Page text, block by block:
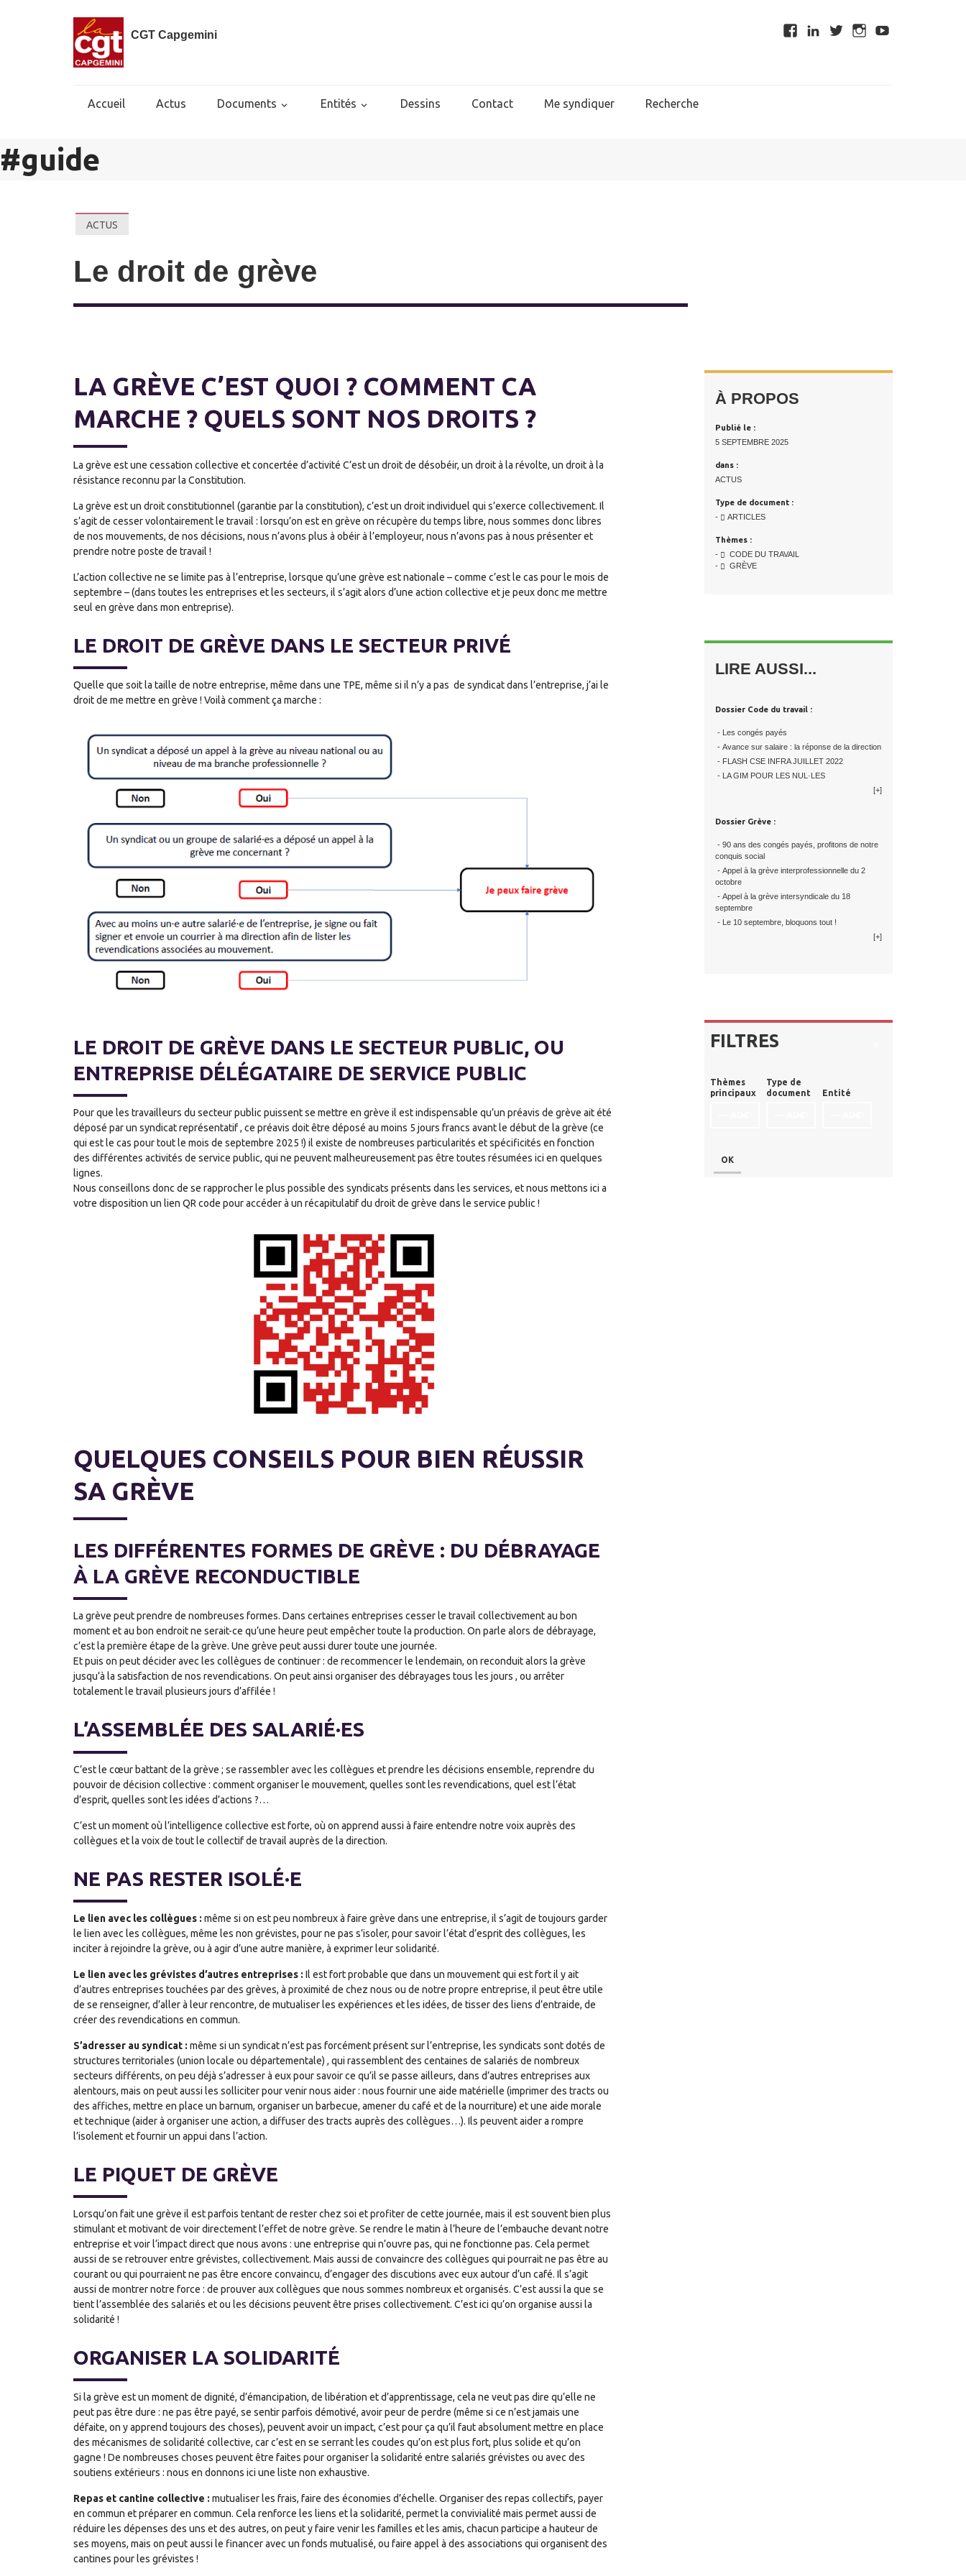
CGT Capgemini
Accueil Actus Documents Entités Dessins Contact Me syndiquer Recherche
#guide
ACTUS
Le droit de grève
LA GRÈVE C’EST QUOI ? COMMENT CA
MARCHE ? QUELS SONT NOS DROITS ?
La grève est une cessation collective et concertée d’activité C’est un droit de désobéir, un droit à la révolte, un droit à la
résistance reconnu par la Constitution.
La grève est un droit constitutionnel (garantie par la constitution), c’est un droit individuel qui s’exerce collectivement. Il
s’agit de cesser volontairement le travail : lorsqu’on est en grève on récupère du temps libre, nous sommes donc libres
de nos mouvements, de nos décisions, nous n’avons plus à obéir à l’employeur, nous n’avons pas à nous présenter et
prendre notre poste de travail !
L’action collective ne se limite pas à l’entreprise, lorsque qu’une grève est nationale – comme c’est le cas pour le mois de
septembre – (dans toutes les entreprises et les secteurs, il s’agit alors d’une action collective et je peux donc me mettre
seul en grève dans mon entreprise).
LE DROIT DE GRÈVE DANS LE SECTEUR PRIVÉ
Quelle que soit la taille de notre entreprise, même dans une TPE, même si il n’y a pas de syndicat dans l’entreprise, j’ai le
droit de me mettre en grève ! Voilà comment ça marche :
LE DROIT DE GRÈVE DANS LE SECTEUR PUBLIC, OU
ENTREPRISE DÉLÉGATAIRE DE SERVICE PUBLIC
Pour que les travailleurs du secteur public puissent se mettre en grève il est indispensable qu’un préavis de grève ait été
déposé par un syndicat représentatif , ce préavis doit être déposé au moins 5 jours francs avant le début de la grève (ce
qui est le cas pour tout le mois de septembre 2025 !) il existe de nombreuses particularités et spécificités en fonction
des différentes activités de service public, qui ne peuvent malheureusement pas être toutes résumées ici en quelques
lignes.
Nous conseillons donc de se rapprocher le plus possible des syndicats présents dans les services, et nous mettons ici a
votre disposition un lien QR code pour accéder à un récapitulatif du droit de grève dans le service public !
QUELQUES CONSEILS POUR BIEN RÉUSSIR
SA GRÈVE
LES DIFFÉRENTES FORMES DE GRÈVE : DU DÉBRAYAGE
À LA GRÈVE RECONDUCTIBLE
La grève peut prendre de nombreuses formes. Dans certaines entreprises cesser le travail collectivement au bon
moment et au bon endroit ne serait-ce qu’une heure peut empêcher toute la production. On parle alors de débrayage,
c’est la première étape de la grève. Une grève peut aussi durer toute une journée.
Et puis on peut décider avec les collègues de continuer : de recommencer le lendemain, on reconduit alors la grève
jusqu’à la satisfaction de nos revendications. On peut ainsi organiser des débrayages tous les jours , ou arrêter
totalement le travail plusieurs jours d’affilée !
L’ASSEMBLÉE DES SALARIÉ·ES
C’est le cœur battant de la grève ; se rassembler avec les collègues et prendre les décisions ensemble, reprendre du
pouvoir de décision collective : comment organiser le mouvement, quelles sont les revendications, quel est l’état
d’esprit, quelles sont les idées d’actions ?…
C’est un moment où l’intelligence collective est forte, où on apprend aussi à faire entendre notre voix auprès des
collègues et la voix de tout le collectif de travail auprès de la direction.
NE PAS RESTER ISOLÉ·E
Le lien avec les collègues : même si on est peu nombreux à faire grève dans une entreprise, il s’agit de toujours garder
le lien avec les collègues, même les non grévistes, pour ne pas s’isoler, pour savoir l’état d’esprit des collègues, les
inciter à rejoindre la grève, ou à agir d’une autre manière, à exprimer leur solidarité.
Le lien avec les grévistes d’autres entreprises : Il est fort probable que dans un mouvement qui est fort il y ait
d’autres entreprises touchées par des grèves, à proximité de chez nous ou de notre propre entreprise, il peut être utile
de se renseigner, d’aller à leur rencontre, de mutualiser les expériences et les idées, de tisser des liens d’entraide, de
créer des revendications en commun.
S’adresser au syndicat : même si un syndicat n’est pas forcément présent sur l’entreprise, les syndicats sont dotés de
structures territoriales (union locale ou départementale) , qui rassemblent des centaines de salariés de nombreux
secteurs différents, on peu déjà s’adresser à eux pour savoir ce qu’il se passe ailleurs, dans d’autres entreprises aux
alentours, mais on peut aussi les solliciter pour venir nous aider : nous fournir une aide matérielle (imprimer des tracts ou
des affiches, mettre en place un barnum, organiser un barbecue, amener du café et de la nourriture) et une aide morale
et technique (aider à organiser une action, a diffuser des tracts auprès des collègues…). Ils peuvent aider a rompre
l’isolement et fournir un appui dans l’action.
LE PIQUET DE GRÈVE
Lorsqu’on fait une grève il est parfois tentant de rester chez soi et profiter de cette journée, mais il est souvent bien plus
stimulant et motivant de voir directement l’effet de notre grève. Se rendre le matin à l’heure de l’embauche devant notre
entreprise et voir l’impact direct que nous avons : une entreprise qui n’ouvre pas, qui ne fonctionne pas. Cela permet
aussi de se retrouver entre grévistes, collectivement. Mais aussi de convaincre des collègues qui pourrait ne pas être au
courant ou qui pourraient ne pas être encore convaincu, d’engager des discutions avec eux autour d’un café. Il s’agit
aussi de montrer notre force : de prouver aux collègues que nous sommes nombreux et organisés. C’est aussi la que se
tient l’assemblée des salariés et ou les décisions peuvent être prises collectivement. C’est ici qu’on organise aussi la
solidarité !
ORGANISER LA SOLIDARITÉ
Si la grève est un moment de dignité, d’émancipation, de libération et d’apprentissage, cela ne veut pas dire qu’elle ne
peut pas être dure : ne pas être payé, se sentir parfois démotivé, avoir peur de perdre (même si ce n’est jamais une
défaite, on y apprend toujours des choses), peuvent avoir un impact, c’est pour ça qu’il faut absolument mettre en place
des mécanismes de solidarité collective, car c’est en se serrant les coudes qu’on est plus fort, plus solide et qu’on
gagne ! De nombreuses choses peuvent être faites pour organiser la solidarité entre salariés grévistes ou avec des
soutiens extérieurs : nous en donnons ici une liste non exhaustive.
Repas et cantine collective : mutualiser les frais, faire des économies d’échelle. Organiser des repas collectifs, payer
en commun et préparer en commun. Cela renforce les liens et la solidarité, permet la convivialité mais permet aussi de
réduire les dépenses des uns et des autres, on peut y faire venir les familles et les amis, chacun participe a hauteur de
ses moyens, mais on peut aussi le financer avec un fonds mutualisé, ou faire appel à des associations qui organisent des
cantines pour les grévistes !
À PROPOS
Publié le :
5 SEPTEMBRE 2025
dans :
ACTUS
Type de document :
-
ARTICLES
Thèmes :
-
CODE DU TRAVAIL
-
GRÈVE
LIRE AUSSI...
Dossier Code du travail :
- Les congés payés
- Avance sur salaire : la réponse de la direction
- FLASH CSE INFRA JUILLET 2022
- LA GIM POUR LES NUL·LES
[+]
Dossier Grève :
- 90 ans des congés payés, profitons de notre
conquis social
- Appel à la grève interprofessionnelle du 2
octobre
- Appel à la grève intersyndicale du 18
septembre
- Le 10 septembre, bloquons tout !
[+]
FILTRES
Thèmes
principaux
Type de
document
Entité